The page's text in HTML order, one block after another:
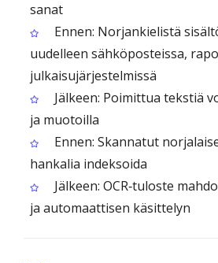
sanat
Ennen: Norjankielistä
uudelleen sähköposteissa,
julkaisujärjestelmissä
Jälkeen: Poimittua tekstiä
ja muotoilla
Ennen: Skannatut
hankalia indeksoida
Jälkeen: OCR‑tuloste
ja automaattisen käsittelyn